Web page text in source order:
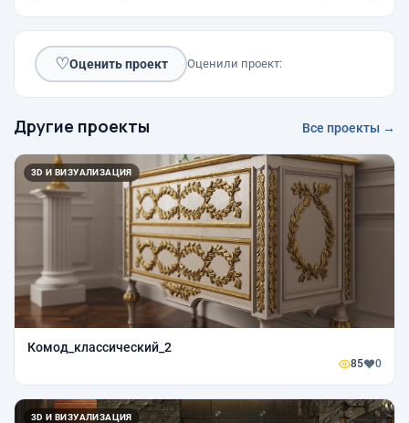
♡Оценить проект Оценили проект:
Другие проекты Все проекты →
3D И ВИЗУАЛИЗАЦИЯ
Комод_классический_2
85 0
3D И ВИЗУАЛИЗАЦИЯ